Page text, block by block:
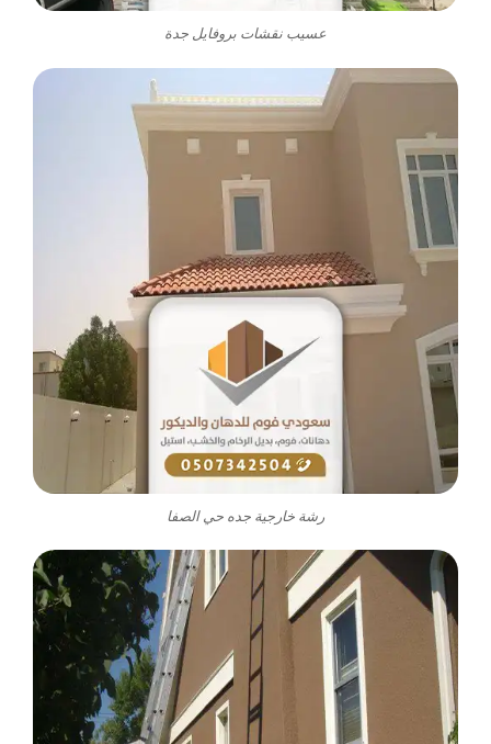
عسيب نقشات بروفايل جدة
رشة خارجية جده حي الصفا